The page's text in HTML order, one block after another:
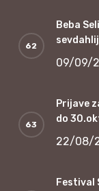
Beba
09/09/
Prijave
do
22/08/
Festival